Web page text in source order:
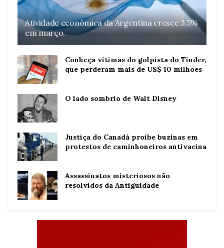
Atividade econômica da Argentina cresce 3,5%
em março.
Conheça vítimas do golpista do Tinder,
que perderam mais de US$ 10 milhões
O lado sombrio de Walt Disney
Justiça do Canadá proíbe buzinas em
protestos de caminhoneiros antivacina
Assassinatos misteriosos não
resolvidos da Antiguidade